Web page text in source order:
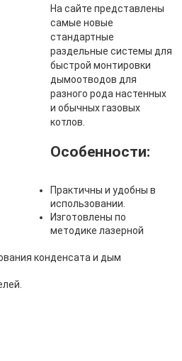
На сайте представлены
самые новые
стандартные
раздельные системы для
быстрой монтировки
дымоотводов для
разного рода настенных
и обычных газовых
котлов.
Особенности:
Практичны и удобны в
использовании.
Изготовлены по
методике лазерной
конденсата и дым